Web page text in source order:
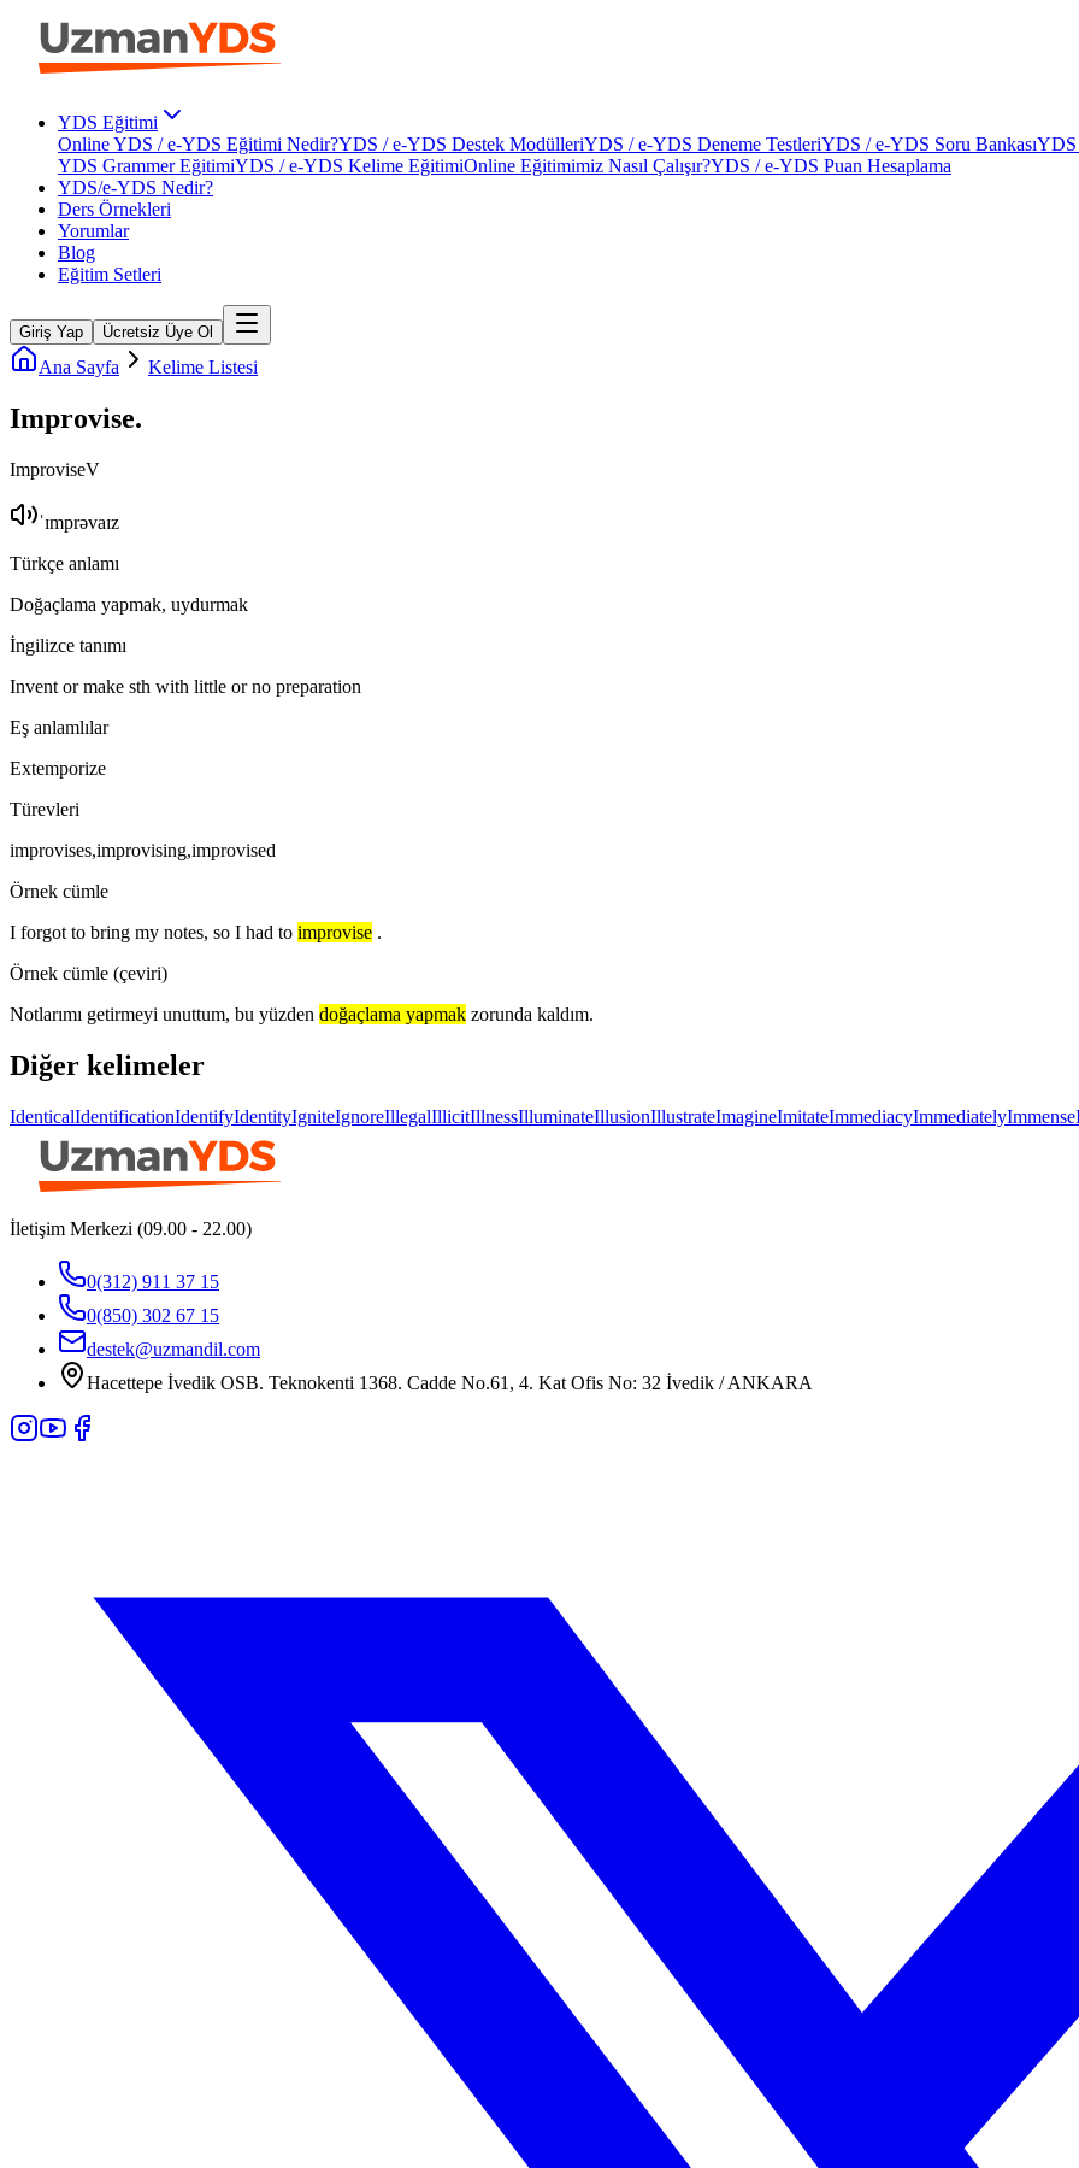
YDS Eğitimi
Online YDS / e-YDS Eğitimi Nedir?YDS / e-YDS Destek ModülleriYDS / e-YDS Deneme TestleriYDS / e-YDS Soru BankasıYDS
YDS Grammer EğitimiYDS / e-YDS Kelime EğitimiOnline Eğitimimiz Nasıl Çalışır?YDS / e-YDS Puan Hesaplama
YDS/e-YDS Nedir?
Ders Örnekleri
Yorumlar
Blog
Eğitim Setleri
Giriş Yap Ücretsiz Üye Ol
Ana Sayfa Kelime Listesi
Improvise.
ImproviseV
ˈɪmprəvaɪz
Türkçe anlamı
Doğaçlama yapmak, uydurmak
İngilizce tanımı
Invent or make sth with little or no preparation
Eş anlamlılar
Extemporize
Türevleri
improvises,improvising,improvised
Örnek cümle
I forgot to bring my notes, so I had to improvise .
Örnek cümle (çeviri)
Notlarımı getirmeyi unuttum, bu yüzden doğaçlama yapmak zorunda kaldım.
Diğer kelimeler
IdenticalIdentificationIdentifyIdentityIgniteIgnoreIllegalIllicitIllnessIlluminateIllusionIllustrateImagineImitateImmediacyImmediatelyImmense
İletişim Merkezi (09.00 - 22.00)
0(312) 911 37 15
0(850) 302 67 15
destek@uzmandil.com
Hacettepe İvedik OSB. Teknokenti 1368. Cadde No.61, 4. Kat Ofis No: 32 İvedik / ANKARA